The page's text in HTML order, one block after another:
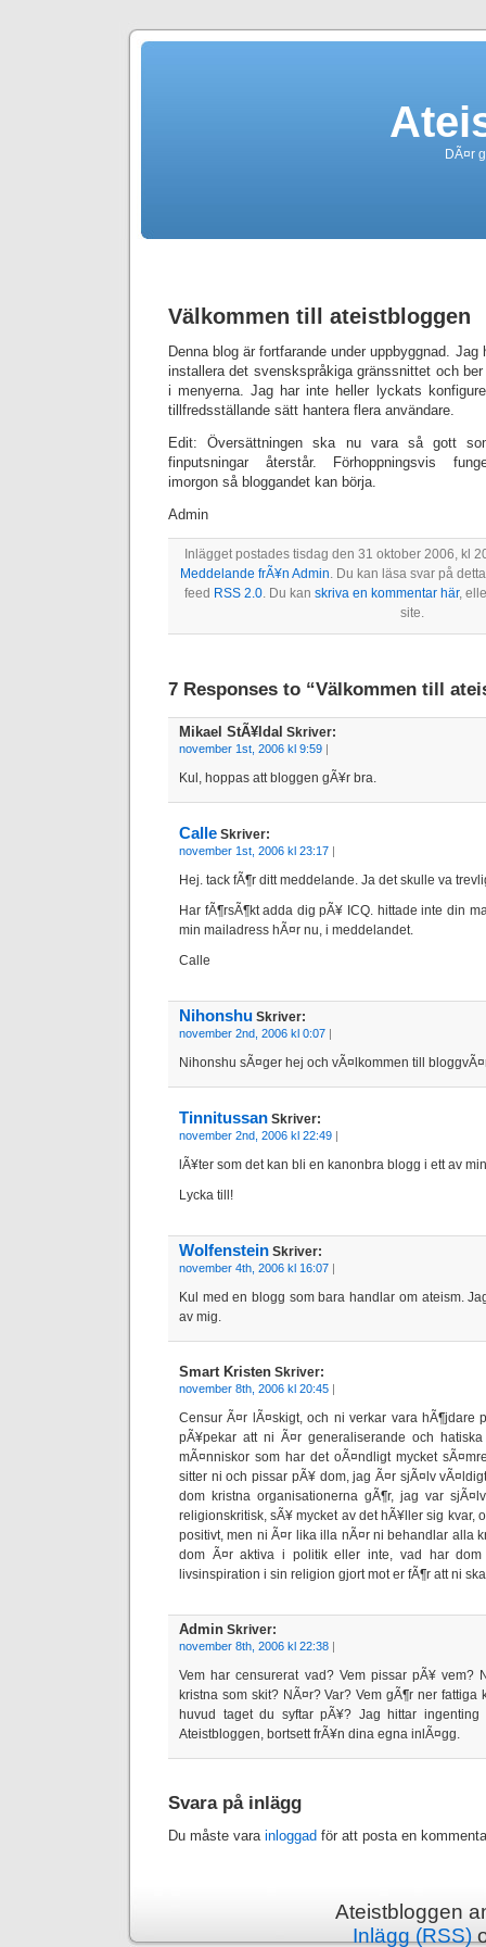
DÃ¤r
Välkommen till ateistbloggen
Denna blog är fortfarande under uppbyggnad.
installera det svenskspråkiga gränssnittet och
i menyerna. Jag har inte heller lyckats
tillfredsställande sätt hantera flera användare.
Edit: Översättningen ska nu vara så gott
finputsningar återstår. Förhoppningsvis
imorgon så bloggandet kan börja.
Admin
Inlägget postades tisdag den 31 oktober 2006, kl
Meddelande frÃ¥n Admin. Du kan läsa svar på
feed RSS 2.0. Du kan skriva en kommentar här,
site.
7 Responses to “Välkommen till
Mikael StÃ¥ldal Skriver:
november 1st, 2006 kl 9:59 |
Kul, hoppas att bloggen gÃ¥r bra.
Calle Skriver:
november 1st, 2006 kl 23:17 |
Hej. tack fÃ¶r ditt meddelande. Ja det skulle va
Har fÃ¶rsÃ¶kt adda dig pÃ¥ ICQ. hittade inte din
min mailadress hÃ¤r nu, i meddelandet.
Calle
Nihonshu Skriver:
november 2nd, 2006 kl 0:07 |
Nihonshu sÃ¤ger hej och vÃ¤lkommen till
Tinnitussan Skriver:
november 2nd, 2006 kl 22:49 |
lÃ¥ter som det kan bli en kanonbra blogg i ett av
Lycka till!
Wolfenstein Skriver:
november 4th, 2006 kl 16:07 |
Kul med en blogg som bara handlar om ateism.
av mig.
Smart Kristen Skriver:
november 8th, 2006 kl 20:45 |
Censur Ã¤r lÃ¤skigt, och ni verkar vara hÃ¶jdare
pÃ¥pekar att ni Ã¤r generaliserande och
mÃ¤nniskor som har det oÃ¤ndligt mycket
sitter ni och pissar pÃ¥ dom, jag Ã¤r sjÃ¤lv
dom kristna organisationerna gÃ¶r, jag var
religionskritisk, sÃ¥ mycket av det hÃ¥ller sig kvar,
positivt, men ni Ã¤r lika illa nÃ¤r ni behandlar alla
dom Ã¤r aktiva i politik eller inte, vad har dom
livsinspiration i sin religion gjort mot er fÃ¶r att ni
Admin Skriver:
november 8th, 2006 kl 22:38 |
Vem har censurerat vad? Vem pissar pÃ¥ vem?
kristna som skit? NÃ¤r? Var? Vem gÃ¶r ner fattiga
huvud taget du syftar pÃ¥? Jag hittar
Ateistbloggen, bortsett frÃ¥n dina egna inlÃ¤gg.
Svara på inlägg
Du måste vara inloggad för att posta en
Ateistbloggen
Inlägg (RSS)